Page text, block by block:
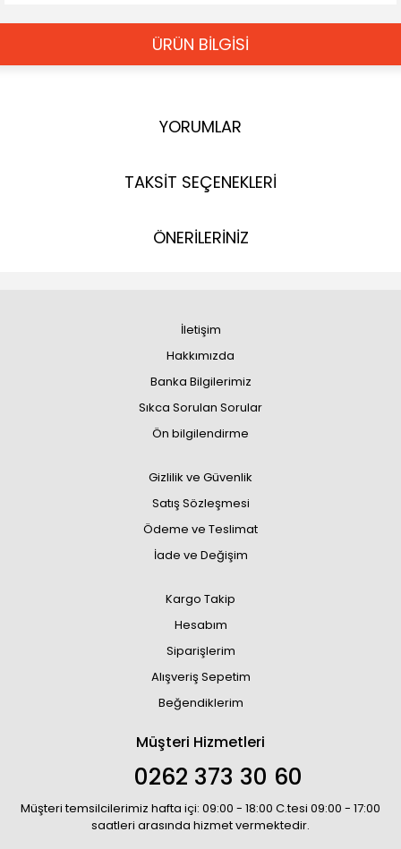
ÜRÜN BİLGİSİ
YORUMLAR
TAKSİT SEÇENEKLERİ
ÖNERİLERİNİZ
İletişim
Hakkımızda
Banka Bilgilerimiz
Sıkca Sorulan Sorular
Ön bilgilendirme
Gizlilik ve Güvenlik
Satış Sözleşmesi
Ödeme ve Teslimat
İade ve Değişim
Kargo Takip
Hesabım
Siparişlerim
Alışveriş Sepetim
Beğendiklerim
Müşteri Hizmetleri
0262 373 30 60
Müşteri temsilcilerimiz hafta içi: 09:00 - 18:00 C.tesi 09:00 - 17:00
saatleri arasında hizmet vermektedir.